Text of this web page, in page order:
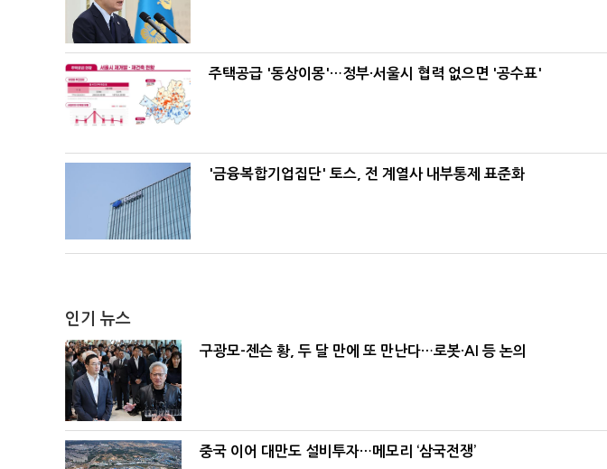
주택공급 '동상이몽'…정부·서울시 협력 없으면 '공수표'
'금융복합기업집단' 토스, 전 계열사 내부통제 표준화
인기 뉴스
구광모-젠슨 황, 두 달 만에 또 만난다…로봇·AI 등 논의
중국 이어 대만도 설비투자…메모리 ‘삼국전쟁’